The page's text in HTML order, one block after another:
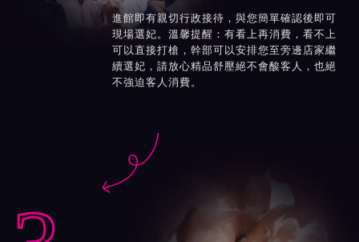
進館即有親切行政接待，與您簡單確認後即可
現場選妃。溫馨提醒：有看上再消費，看不上
可以直接打槍，幹部可以安排您至旁邊店家繼
續選妃，請放心精品舒壓絕不會酸客人，也絕
不強迫客人消費。
